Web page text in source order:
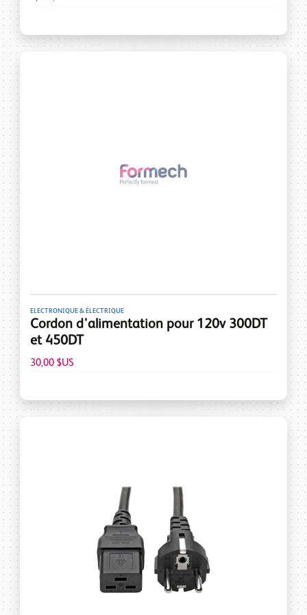
ELECTRONIQUE & ÉLECTRIQUE
Cordon d'alimentation pour 120v 300DT
et 450DT
30,00 $US